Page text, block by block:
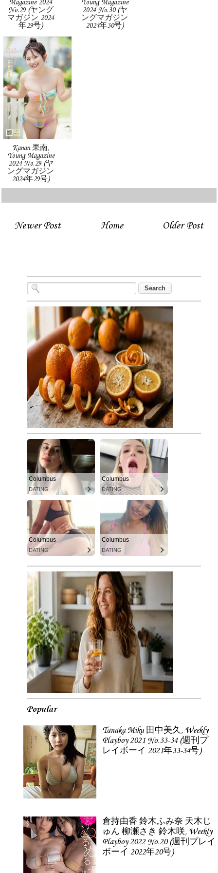
Magazine 2024
No.29 (ヤング
マガジン 2024
年29号)
Young Magazine
2024 No.30 (ヤ
ングマガジン
2024年30号)
Kanan 果南,
Young Magazine
2024 No.29 (ヤ
ングマガジン
2024年29号)
Newer Post Older Post
Home
Columbus
DATING
Columbus
DATING
Columbus
DATING
Columbus
DATING
Popular
Tanaka Miku 田中美久, Weekly
Playboy 2021 No.33-34 (週刊プ
レイボーイ 2021年33-34号)
倉持由香 鈴木ふみ奈 天木じ
ゅん 柳瀬さき 鈴木咲, Weekly
Playboy 2022 No.20 (週刊プレイ
ボーイ 2022年20号)